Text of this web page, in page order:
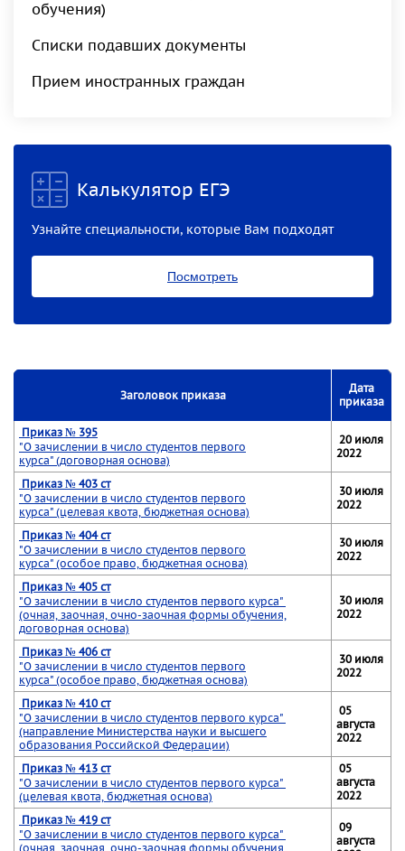
обучения)
Списки подавших документы
Прием иностранных граждан
Калькулятор ЕГЭ
Узнайте специальности, которые Вам подходят
Посмотреть
Заголовок приказа
Дата
приказа
Приказ № 395
"О зачислении в число студентов первого
курса" (договорная основа)
20 июля
2022
Приказ № 403 ст
"О зачислении в число студентов первого
курса" (целевая квота, бюджетная основа)
30 июля
2022
Приказ № 404 ст
"О зачислении в число студентов первого
курса" (особое право, бюджетная основа)
30 июля
2022
Приказ № 405 ст
"О зачислении в число студентов первого курса"
(очная, заочная, очно-заочная формы обучения,
договорная основа)
30 июля
2022
Приказ № 406 ст
"О зачислении в число студентов первого
курса" (особое право, бюджетная основа)
30 июля
2022
Приказ № 410 ст
"О зачислении в число студентов первого курса"
(направление Министерства науки и высшего
образования Российской Федерации)
05
августа
2022
Приказ № 413 ст
"О зачислении в число студентов первого курса"
(целевая квота, бюджетная основа)
05
августа
2022
Приказ № 419 ст
"О зачислении в число студентов первого курса"
(очная, заочная, очно-заочная формы обучения,
09
августа